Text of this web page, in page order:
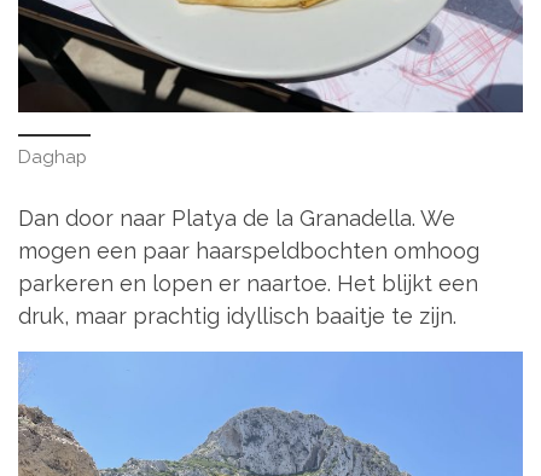
Daghap
Dan door naar Platya de la Granadella. We
mogen een paar haarspeldbochten omhoog
parkeren en lopen er naartoe. Het blijkt een
druk, maar prachtig idyllisch baaitje te zijn.